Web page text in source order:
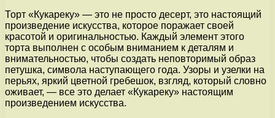
Торт «Кукареку» — это не просто десерт, это настоящий
произведение искусства, которое поражает своей
красотой и оригинальностью. Каждый элемент этого
торта выполнен с особым вниманием к деталям и
внимательностью, чтобы создать неповторимый образ
петушка, символа наступающего года. Узоры и узелки на
перьях, яркий цветной гребешок, взгляд, который словно
оживает, — все это делает «Кукареку» настоящим
произведением искусства.